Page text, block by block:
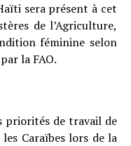
sera présent à cet
de l’Agriculture,
féminine selon
la FAO.
de travail de
Caraïbes lors de la